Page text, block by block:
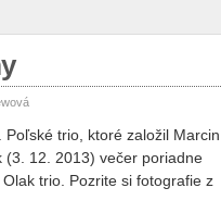
trio, ktoré založil Marcin
(3. 12. 2013) večer poriadne
trio. Pozrite si fotografie z